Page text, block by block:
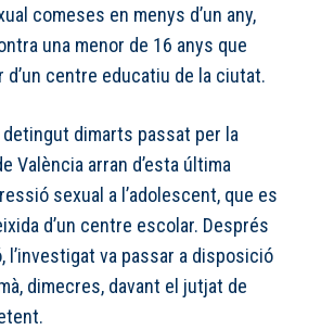
comeses en menys d’un any,
una menor de 16 anys que
d’un centre educatiu de la ciutat.
detingut dimarts passat per la
València arran d’esta última
sexual a l’adolescent, que es
d’un centre escolar. Després
l’investigat va passar a disposició
dimecres, davant el jutjat de